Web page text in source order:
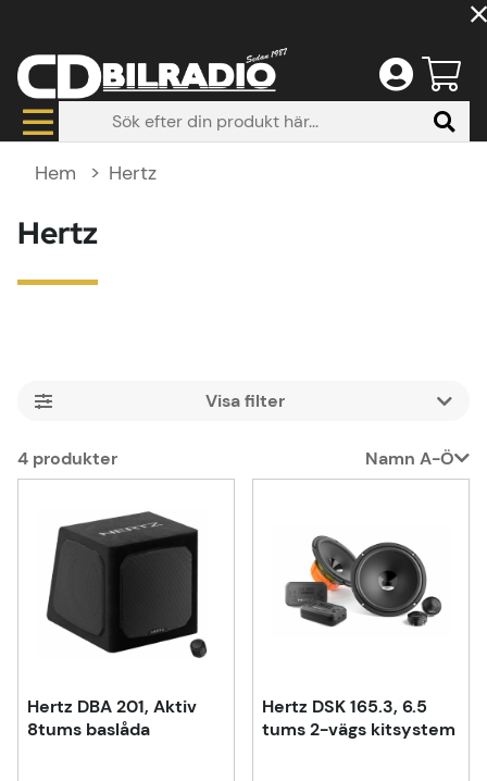
Hem Hertz
Hertz
Filtrera
4 produkter
Namn A-Ö
Hertz DBA 201, Aktiv
8tums baslåda
Hertz DSK 165.3, 6.5
tums 2-vägs kitsystem